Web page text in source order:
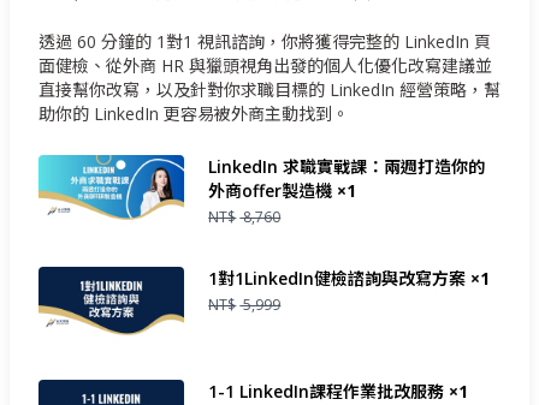
透過 60 分鐘的 1對1 視訊諮詢，你將獲得完整的 LinkedIn 頁
面健檢、從外商 HR 與獵頭視角出發的個人化優化改寫建議並
直接幫你改寫，以及針對你求職目標的 LinkedIn 經營策略，幫
助你的 LinkedIn 更容易被外商主動找到。
LinkedIn 求職實戰課：兩週打造你的
外商offer製造機 ×1
NT$8,760
1對1LinkedIn健檢諮詢與改寫方案 ×1
NT$5,999
1-1 LinkedIn課程作業批改服務 ×1